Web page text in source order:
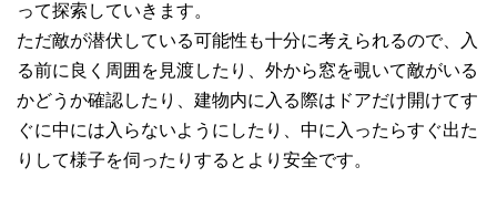
って探索していきます。
ただ敵が潜伏している可能性も十分に考えられるので、入
る前に良く周囲を見渡したり、外から窓を覗いて敵がいる
かどうか確認したり、建物内に入る際はドアだけ開けてす
ぐに中には入らないようにしたり、中に入ったらすぐ出た
りして様子を伺ったりするとより安全です。